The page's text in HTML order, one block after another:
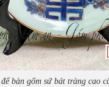
bàn gốm sứ bát tràng cao